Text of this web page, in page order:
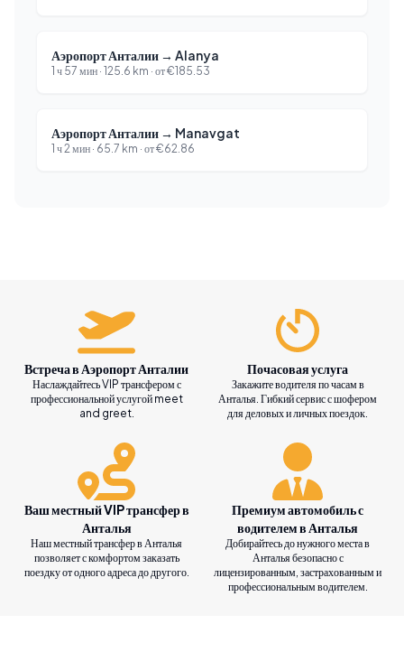
Аэропорт Анталии → Alanya
1 ч 57 мин · 125.6 km · от€185.53
Аэропорт Анталии → Manavgat
1 ч 2 мин · 65.7 km · от€62.86
Встреча в Аэропорт Анталии
Наслаждайтесь VIP трансфером с
профессиональной услугой meet
and greet.
Почасовая услуга
Закажите водителя по часам в
Анталья. Гибкий сервис с шофером
для деловых и личных поездок.
Ваш местный VIP трансфер в
Анталья
Наш местный трансфер в Анталья
позволяет с комфортом заказать
поездку от одного адреса до другого.
Премиум автомобиль с
водителем в Анталья
Добирайтесь до нужного места в
Анталья безопасно с
лицензированным, застрахованным и
профессиональным водителем.